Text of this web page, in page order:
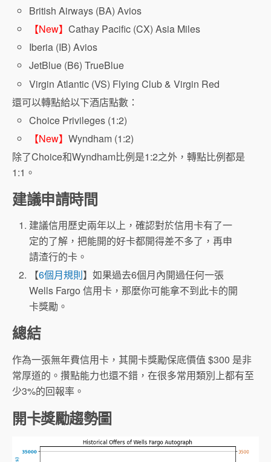
British Airways (BA) Avios
【New】Cathay Pacific (CX) Asia Miles
Iberia (IB) Avios
JetBlue (B6) TrueBlue
Virgin Atlantic (VS) Flying Club & Virgin Red
還可以轉點給以下酒店點數：
Choice Privileges (1:2)
【New】Wyndham (1:2)
除了Choice和Wyndham比例是1:2之外，轉點比例都是
1:1。
建議申請時間
建議信用歷史兩年以上，確認對於信用卡有了一
定的了解，把能開的好卡都開得差不多了，再申
請渣行的卡。
【6個月規則】如果過去6個月內開過任何一張
Wells Fargo 信用卡，那麼你可能拿不到此卡的開
卡獎勵。
總結
作為一張無年費信用卡，其開卡獎勵保底價值 $300 是非
常厚道的。攢點能力也還不錯，在很多常用類別上都有至
少3%的回報率。
開卡獎勵趨勢圖